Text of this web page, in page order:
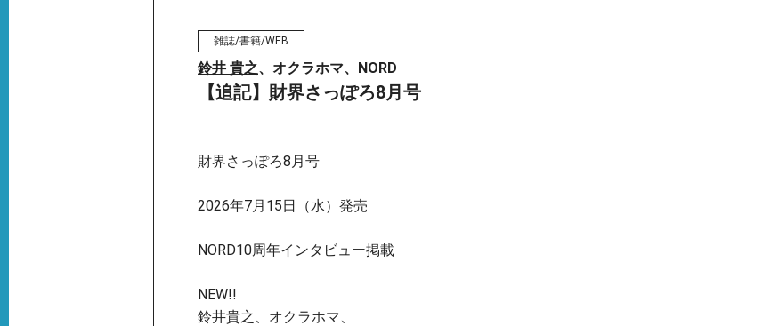
雑誌/書籍/WEB
鈴井 貴之、オクラホマ、NORD
【追記】財界さっぽろ8月号
財界さっぽろ8月号
2026年7月15日（水）発売
NORD10周年インタビュー掲載
NEW!!
鈴井貴之、オクラホマ、